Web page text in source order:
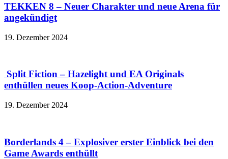
TEKKEN 8 – Neuer Charakter und neue Arena für
angekündigt
19. Dezember 2024
Split Fiction – Hazelight und EA Originals
enthüllen neues Koop-Action-Adventure
19. Dezember 2024
Borderlands 4 – Explosiver erster Einblick bei den
Game Awards enthüllt